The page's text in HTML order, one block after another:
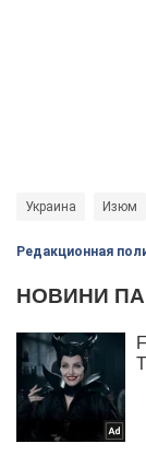
Украина Изюм
Редакционная